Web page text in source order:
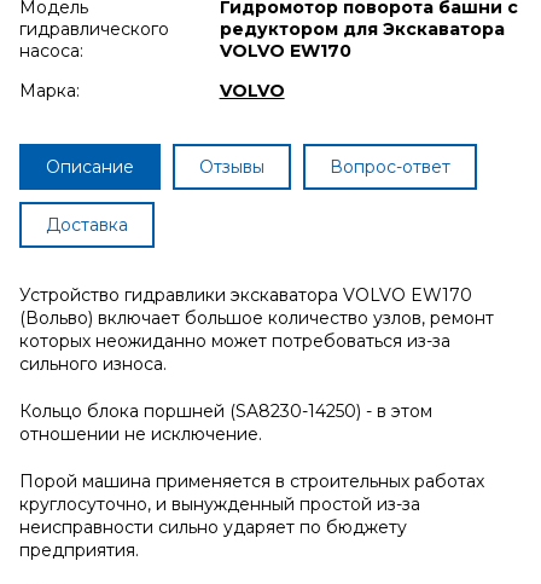
Модель
гидравлического
насоса:
Гидромотор поворота башни с
редуктором для Экскаватора
VOLVO EW170
Марка:
VOLVO
Описание Отзывы Вопрос-ответ
Доставка
Устройство гидравлики экскаватора VOLVO EW170
(Вольво) включает большое количество узлов, ремонт
которых неожиданно может потребоваться из-за
сильного износа.
Кольцо блока поршней (SA8230-14250) - в этом
отношении не исключение.
Порой машина применяется в строительных работах
круглосуточно, и вынужденный простой из-за
неисправности сильно ударяет по бюджету
предприятия.